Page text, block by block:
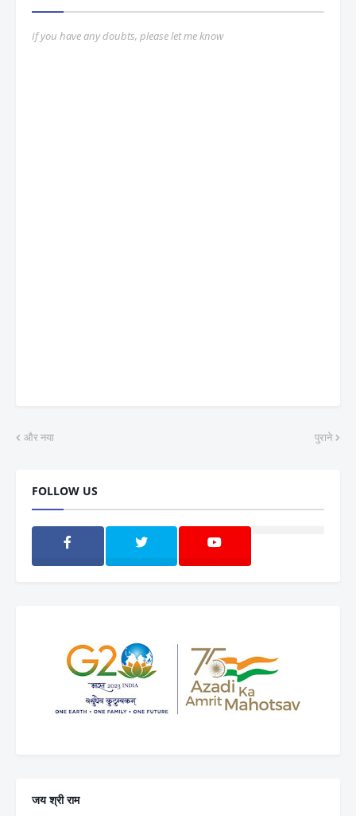
If you have any doubts, please let me know
और नया पुराने
FOLLOW US
जय श्री राम